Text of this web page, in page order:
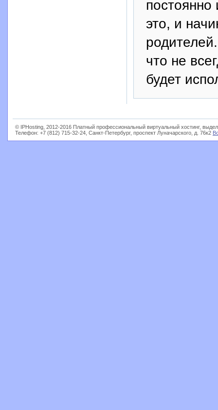
это, и
что не
будет
© IPHosting, 2012-2016 Платный профессиональный виртуальный хостинг,
Телефон: +7 (812) 715-32-24, Санкт-Петербург, проспект Луначарского, д. 76к2